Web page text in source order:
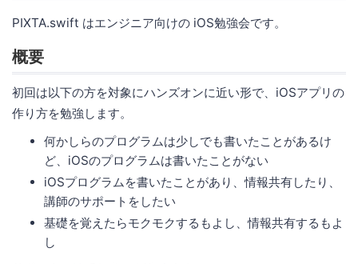
PIXTA.swift はエンジニア向けの iOS勉強会です。
概要
初回は以下の方を対象にハンズオンに近い形で、iOSアプリの
作り方を勉強します。
何かしらのプログラムは少しでも書いたことがあるけ
ど、iOSのプログラムは書いたことがない
iOSプログラムを書いたことがあり、情報共有したり、
講師のサポートをしたい
基礎を覚えたらモクモクするもよし、情報共有するもよ
し